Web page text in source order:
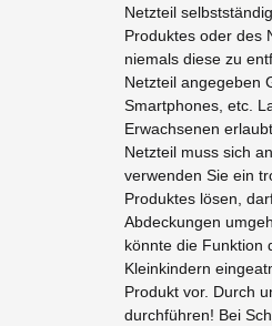
Netzteil
Produktes oder des
niemals diese zu
Netzteil angegeben
Smartphones, etc.
Erwachsenen
Netzteil muss sich
verwenden Sie ein
Produktes lösen,
Abdeckungen
könnte die Funktion
Kleinkindern
Produkt vor. Durch
durchführen! Bei